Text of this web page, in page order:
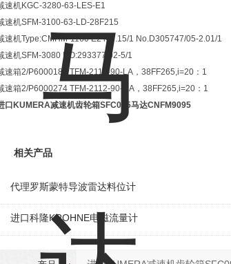
速机KGC-3280-63-LES-E1
速机SFM-3100-63-LD-28F215
速机Type:CMHM-1160 E2 i=3.15/1 No.D305747/05-2.01/1
速机SFM-3080 NO:293377/02-5/1
速箱2/P6000185 TFM-2112-90-LA，38FF265,i=20：1
速箱2/P6000274 TFM-2112-90-RA，38FF265,i=20：1
口KUMERA减速机齿轮箱SFC095马达CNFM9095
相关产品
代理罗斯蒙特导波雷达料位计
进口科隆KROHNE电磁流量计